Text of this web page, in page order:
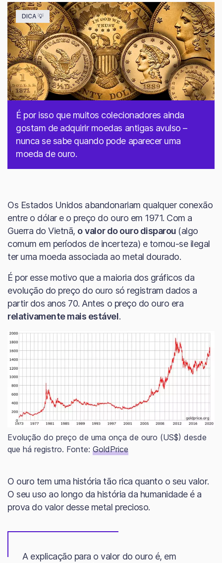
DICA 💡
É por isso que muitos colecionadores ainda
gostam de adquirir moedas antigas avulso –
nunca se sabe quando pode aparecer uma
moeda de ouro.
Os Estados Unidos abandonariam qualquer conexão
entre o dólar e o preço do ouro em 1971. Com a
Guerra do Vietnã, o valor do ouro disparou (algo
comum em períodos de incerteza) e tornou-se ilegal
ter uma moeda associada ao metal dourado.
É por esse motivo que a maioria dos gráficos da
evolução do preço do ouro só registram dados a
partir dos anos 70. Antes o preço do ouro era
relativamente mais estável.
Evolução do preço de uma onça de ouro (US$) desde
que há registro. Fonte: GoldPrice
O ouro tem uma história tão rica quanto o seu valor.
O seu uso ao longo da história da humanidade é a
prova do valor desse metal precioso.
A explicação para o valor do ouro é, em